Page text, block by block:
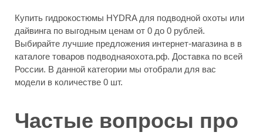
Купить гидрокостюмы HYDRA для подводной охоты или
дайвинга по выгодным ценам от 0 до 0 рублей.
Выбирайте лучшие предложения интернет-магазина в в
каталоге товаров подводнаяохота.рф. Доставка по всей
России. В данной категории мы отобрали для вас
модели в количестве 0 шт.
Частые вопросы про